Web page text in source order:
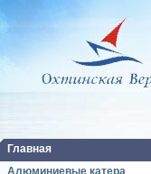
Главная
Алюминиевые катера